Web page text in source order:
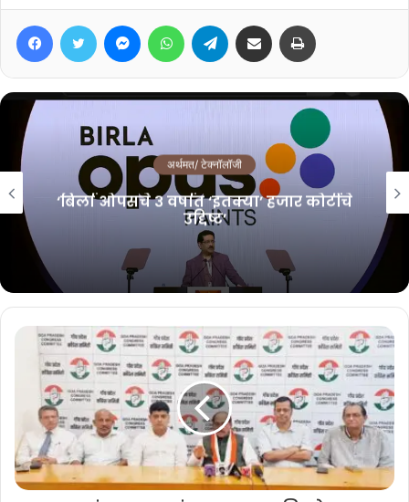
मोलबायो डायग्नॉस्टिक्सचा आयपीओ १०
ऑगस्टपासून
धोनी मलाबार गोल्ड अँड डायमंड्सचा ब्रँड
अॅम्बेसेडर
July 31, 2026
केएफसी लंच स्पेशल्स आता केएफसीच्या सर्व रेस्तराँ मध्ये सकाळी ११ ते दुपारी ४
पर्यंत उपलब्ध असणार आहे. मग आता तुम्हाला क्रिस्पी, क्रंची, स्वादिष्ट असा
लंचटाईम चा पर्याय रु १४९ पासूनच्या किंमतीत उपलब्ध होणार आहे.
केएफसीच्या अन्य पदार्थांसह लंच स्पेशल्स बरोबर आता ग्राहकांना केएफसी ची ५
एक्स सेफ्टी प्रॉमिस म्हणजेच सॅनिटायझेशन, स्क्रीनिंग, सोशल डिस्टन्सिंग आणि
काँटॅक्टलेस सेवां सह लसीकरण केलेल्या टिम्स चे वचन ही उपलब्ध आहे. रेस्तराँ
मध्ये सातत्याने स्पर्श होणार्‍या भागांची नियमित स्वच्छता करुन, टिम मेंर्बस आणि
रायडर्स चे वेळोवेळी तापमान तपासले जाते.
FacebookTwitter MessengerWhatsAppTelegram Share via Email
अर्थमत/ टेक्नॉलॉजी
‘बिर्ला ओपसचे ३ वर्षात ‘इतक्या’ हजार कोटींचे
उद्दिष्ट’